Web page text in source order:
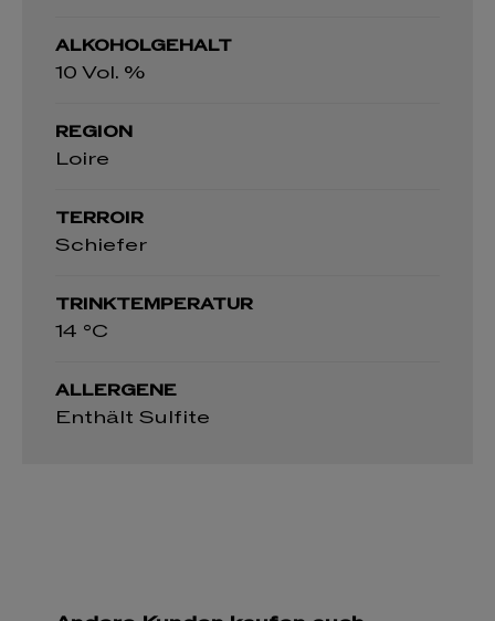
ALKOHOLGEHALT
10 Vol. %
REGION
Loire
TERROIR
Schiefer
TRINKTEMPERATUR
14 °C
ALLERGENE
Enthält Sulfite